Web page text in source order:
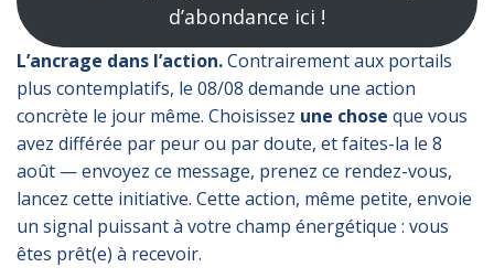
d’abondance ici !
L’ancrage dans l’action.Contrairement aux portails
plus contemplatifs, le 08/08 demande une action
concrète le jour même. Choisissez une chose que vous
avez différée par peur ou par doute, et faites-la le 8
août — envoyez ce message, prenez ce rendez-vous,
lancez cette initiative. Cette action, même petite, envoie
un signal puissant à votre champ énergétique : vous
êtes prêt(e) à recevoir.